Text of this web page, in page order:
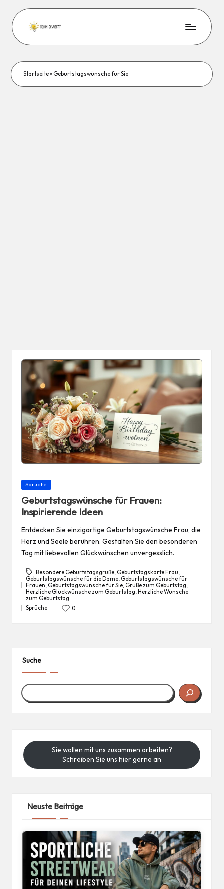
Startseite» Geburtstagswünsche für Sie
Posted
Sprüche
Geburtstagswünsche für Frauen:
Inspirierende Ideen
Entdecken Sie einzigartige Geburtstagswünsche Frau, die
Herz und Seele berühren. Gestalten Sie den besonderen
Tag mit liebevollen Glückwünschen unvergesslich.
Tags:
Besondere Geburtstagsgrüße, Geburtstagskarte Frau
Geburtstagswünsche für die Dame, Geburtstagswünsche für
Frauen Geburtstagswünsche für Sie, Grüße zum Geburtstag
Herzliche Glückwünsche zum Geburtstag Herzliche Wünsche
zum Geburtstag
Posted
Sprüche 0
Suche
Sie wollen mit uns zusammen arbeiten?
Schreiben Sie uns hier gerne an
Neuste Beiträge